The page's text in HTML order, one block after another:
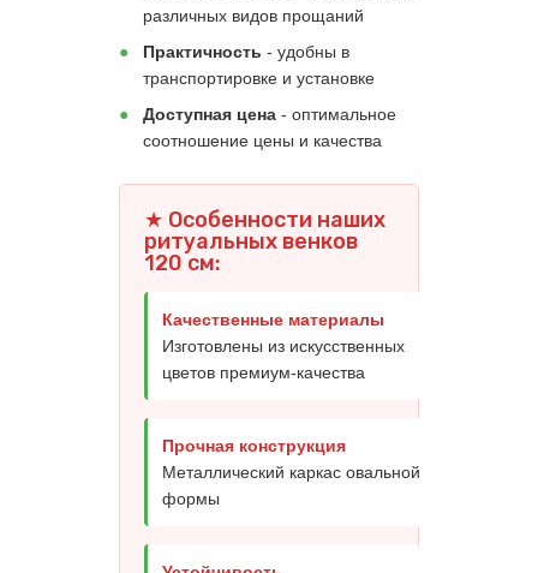
различных видов прощаний
●
Практичность - удобны в
транспортировке и установке
●
Доступная цена - оптимальное
соотношение цены и качества
★ Особенности наших
ритуальных венков
120 см:
Качественные материалы
Изготовлены из искусственных
цветов премиум-качества
Прочная конструкция
Металлический каркас овальной
формы